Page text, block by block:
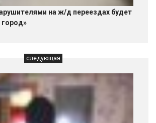
на ж/д переездах будет
следующая